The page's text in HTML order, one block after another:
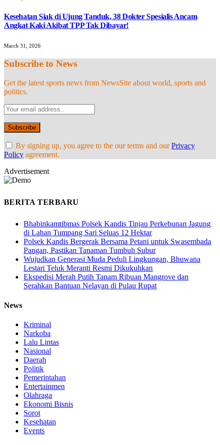
Kesehatan Siak di Ujung Tanduk, 38 Dokter Spesialis Ancam
Angkat Kaki Akibat TPP Tak Dibayar!
March 31, 2026
Subscribe to News
Get the latest sports news from NewsSite about world, sports and
politics.
By signing up, you agree to the our terms and ourPrivacy
Policy agreement.
Advertisement
BERITA TERBARU
Bhabinkamtibmas Polsek Kandis Tinjau Perkebunan Jagung
di Lahan Tumpang Sari Seluas 12 Hektar
Polsek Kandis Bergerak Bersama Petani untuk Swasembada
Pangan, Pastikan Tanaman Tumbuh Subur
Wujudkan Generasi Muda Peduli Lingkungan, Bhuwana
Lestari Teluk Meranti Resmi Dikukuhkan
Ekspedisi Merah Putih Tanam Ribuan Mangrove dan
Serahkan Bantuan Nelayan di Pulau Rupat
News
Kriminal
Narkoba
Lalu Lintas
Nasional
Daerah
Politik
Pemerintahan
Entertainmen
Olahraga
Ekonomi Bisnis
Sorot
Kesehatan
Events